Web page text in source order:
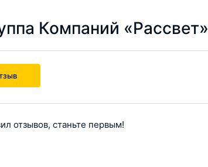
Компаний «Рассвет»
отзывов, станьте первым!